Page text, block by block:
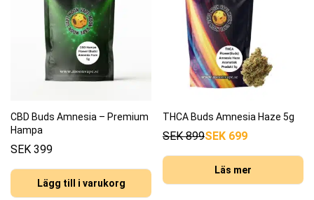
CBD Buds Amnesia – Premium
Hampa
SEK 399
Lägg till i varukorg
THCA Buds Amnesia Haze 5g
SEK899SEK 699
Läs mer